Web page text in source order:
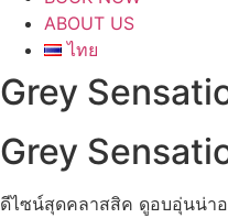
ABOUT US
ไทย
Grey
Grey
ดีไซน์สุดคลาสสิค ดูอบอุ่นน่า